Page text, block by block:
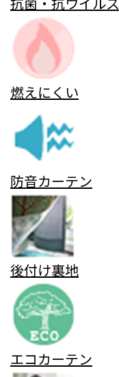
燃えにくい
防音カーテン
後付け裏地
エコカーテン